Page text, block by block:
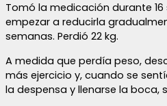
Tomó la medicación durante
empezar a reducirla
semanas. Perdió 22 kg.
A medida que perdía peso,
más ejercicio y, cuando se
la despensa y llenarse la boca,